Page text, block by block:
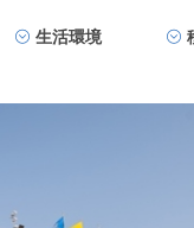
生活環境